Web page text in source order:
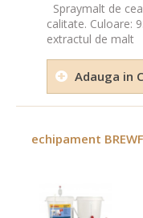
Spraymalt de
calitate. Culoare:
extractul de malt
Adauga in
echipament